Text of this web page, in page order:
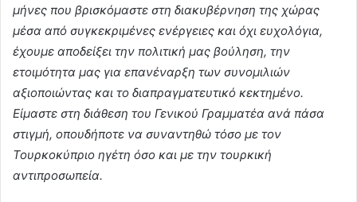
μήνες που βρισκόμαστε στη διακυβέρνηση της χώρας
μέσα από συγκεκριμένες ενέργειες και όχι ευχολόγια,
έχουμε αποδείξει την πολιτική μας βούληση, την
ετοιμότητα μας για επανέναρξη των συνομιλιών
αξιοποιώντας και το διαπραγματευτικό κεκτημένο.
Είμαστε στη διάθεση του Γενικού Γραμματέα ανά πάσα
στιγμή, οπουδήποτε να συναντηθώ τόσο με τον
Τουρκοκύπριο ηγέτη όσο και με την τουρκική
αντιπροσωπεία.